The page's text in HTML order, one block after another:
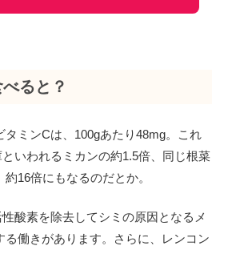
ると？
タミンCは、100gあたり48mg。これ
いわれるミカンの約1.5倍、同じ根菜
16倍にもなるのだとか。
性酸素を除去してシミの原因となるメ
る働きがあります。さらに、レンコン